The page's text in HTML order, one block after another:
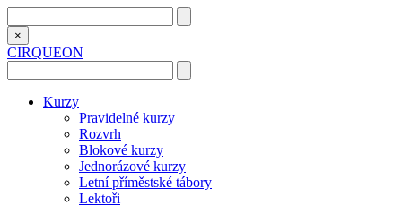
×
CIRQUEON
Kurzy
Pravidelné kurzy
Rozvrh
Blokové kurzy
Jednorázové kurzy
Letní příměstské tábory
Lektoři